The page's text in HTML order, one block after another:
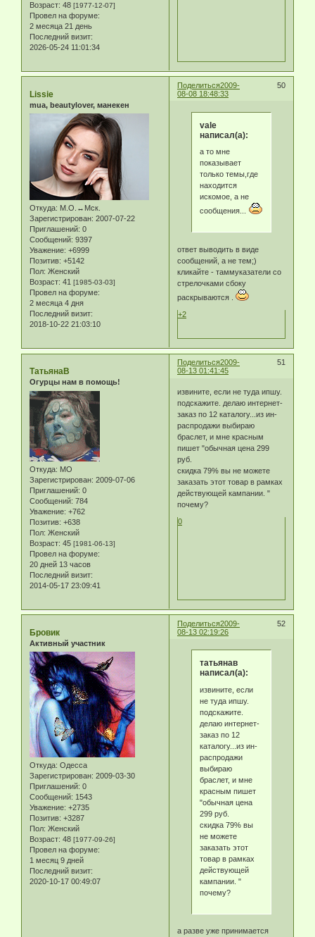
Возраст: 48 [1977-12-07]
Провел на форуме:
2 месяца 21 день
Последний визит:
2026-05-24 11:01:34
Поделиться 50
2009-
08-08 18:48:33
Lissie
mua, beautylover, манекен
Откуда: М.О.↔Мск.
Зарегистрирован: 2007-07-22
Приглашений: 0
Сообщений: 9397
Уважение: +6999
Позитив: +5142
Пол: Женский
Возраст: 41 [1985-03-03]
Провел на форуме:
2 месяца 4 дня
Последний визит:
2018-10-22 21:03:10
vale
написал(а):
а то мне
показывает
только темы,где
находится
искомое, а не
сообщения...
ответ выводить в виде
сообщений, а не тем;)
кликайте - таммуказатели со
стрелочками сбоку
раскрываются .
+2
Поделиться 51
2009-
08-13 01:41:45
ТатьянаВ
Огурцы нам в помощь!
Откуда: МО
Зарегистрирован: 2009-07-06
Приглашений: 0
Сообщений: 784
Уважение: +762
Позитив: +638
Пол: Женский
Возраст: 45 [1981-06-13]
Провел на форуме:
20 дней 13 часов
Последний визит:
2014-05-17 23:09:41
извините, если не туда ипшу.
подскажите. делаю интернет-
заказ по 12 каталогу...из ин-
распродажи выбираю
браслет, и мне красным
пишет "обычная цена 299
руб.
скидка 79% вы не можете
заказать этот товар в рамках
действующей кампании. "
почему?
0
Поделиться 52
2009-
08-13 02:19:26
Бровик
Активный участник
Откуда: Одесса
Зарегистрирован: 2009-03-30
Приглашений: 0
Сообщений: 1543
Уважение: +2735
Позитив: +3287
Пол: Женский
Возраст: 48 [1977-09-26]
Провел на форуме:
1 месяц 9 дней
Последний визит:
2020-10-17 00:49:07
татьянав
написал(а):
извините, если
не туда ипшу.
подскажите.
делаю интернет-
заказ по 12
каталогу...из ин-
распродажи
выбираю
браслет, и мне
красным пишет
"обычная цена
299 руб.
скидка 79% вы
не можете
заказать этот
товар в рамках
действующей
кампании. "
почему?
а разве уже принимается